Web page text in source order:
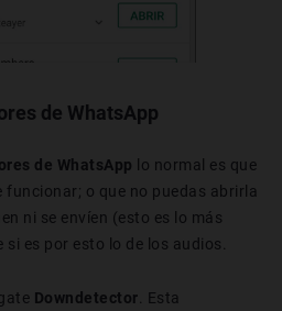
de WhatsApp
de WhatsApp
lo normal es que
funcionar; o que no puedas abrirla
ni se envíen (esto es lo más
es por esto lo de los audios.
Downdetector. Esta